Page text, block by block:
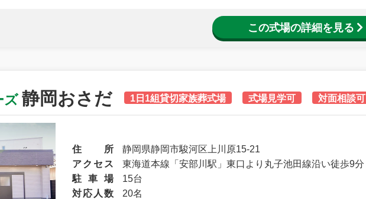
この式場の詳細を見る
ズ 静岡おさだ 1日1組貸切家族葬式場 式場見学可 対面相談可
住所
静岡県静岡市駿河区上川原15-21
アクセス
東海道本線「安部川駅」東口より丸子池田線沿い徒歩9分
駐車場
15台
対応人数
20名